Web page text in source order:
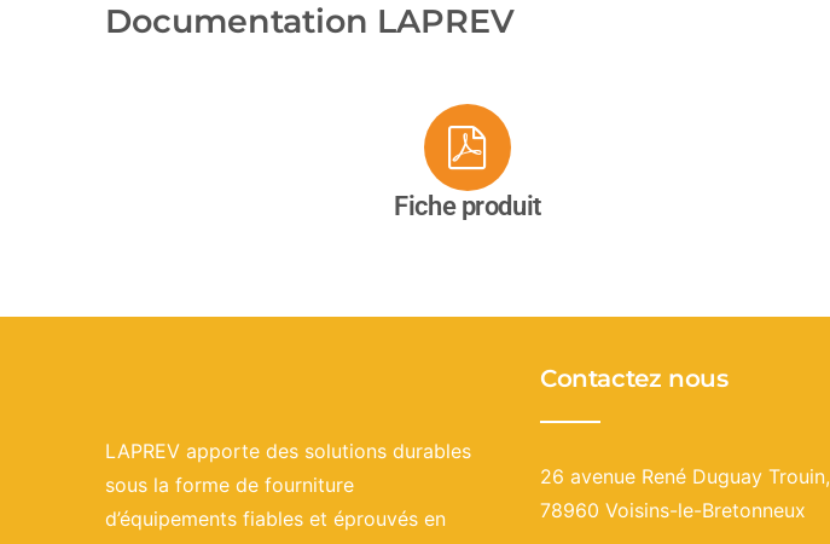
Documentation LAPREV
Fiche produit
LAPREV apporte des solutions durables
sous la forme de fourniture
d’équipements fiables et éprouvés en
Contactez nous
26 avenue René Duguay Trouin,
78960 Voisins-le-Bretonneux